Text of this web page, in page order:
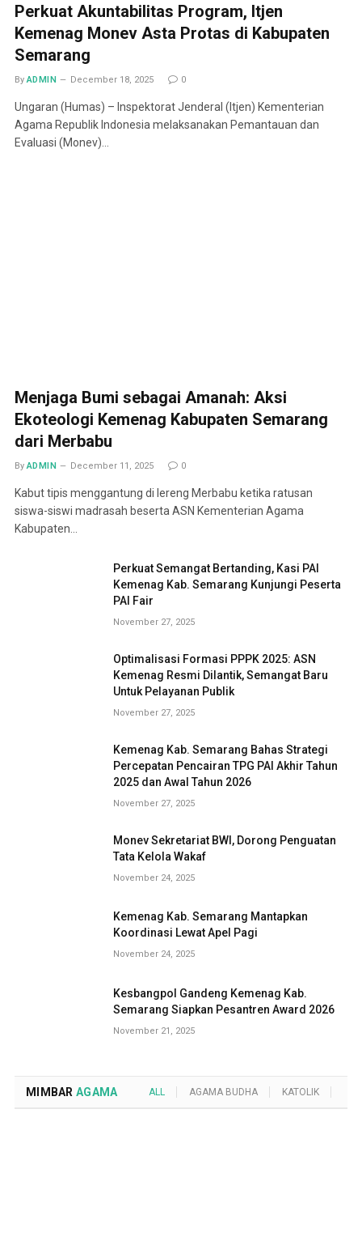
Perkuat Akuntabilitas Program, Itjen
Kemenag Monev Asta Protas di Kabupaten
Semarang
By ADMIN December 18, 2025 0
Ungaran (Humas) – Inspektorat Jenderal (Itjen) Kementerian
Agama Republik Indonesia melaksanakan Pemantauan dan
Evaluasi (Monev)…
Menjaga Bumi sebagai Amanah: Aksi
Ekoteologi Kemenag Kabupaten Semarang
dari Merbabu
By ADMIN December 11, 2025 0
Kabut tipis menggantung di lereng Merbabu ketika ratusan
siswa-siswi madrasah beserta ASN Kementerian Agama
Kabupaten…
Perkuat Semangat Bertanding, Kasi PAI
Kemenag Kab. Semarang Kunjungi Peserta
PAI Fair
November 27, 2025
Optimalisasi Formasi PPPK 2025: ASN
Kemenag Resmi Dilantik, Semangat Baru
Untuk Pelayanan Publik
November 27, 2025
Kemenag Kab. Semarang Bahas Strategi
Percepatan Pencairan TPG PAI Akhir Tahun
2025 dan Awal Tahun 2026
November 27, 2025
Monev Sekretariat BWI, Dorong Penguatan
Tata Kelola Wakaf
November 24, 2025
Kemenag Kab. Semarang Mantapkan
Koordinasi Lewat Apel Pagi
November 24, 2025
Kesbangpol Gandeng Kemenag Kab.
Semarang Siapkan Pesantren Award 2026
November 21, 2025
MIMBAR AGAMA ALL AGAMA BUDHA KATOLIK